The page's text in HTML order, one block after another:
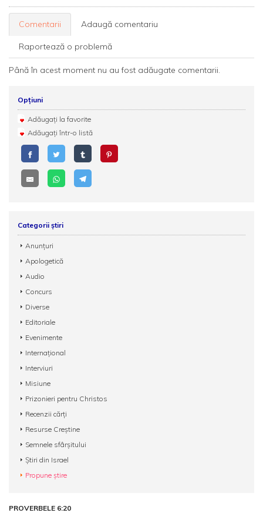
Comentarii Adaugă comentariu
Raportează o problemă
Până în acest moment nu au fost adăugate comentarii.
Opțiuni
Adăugați la favorite
Adăugați într-o listă
Categorii știri
Anunțuri
Apologetică
Audio
Concurs
Diverse
Editoriale
Evenimente
Internațional
Interviuri
Misiune
Prizonieri pentru Christos
Recenzii cărți
Resurse Creștine
Semnele sfârșitului
Știri din Israel
Propune știre
PROVERBELE 6:20